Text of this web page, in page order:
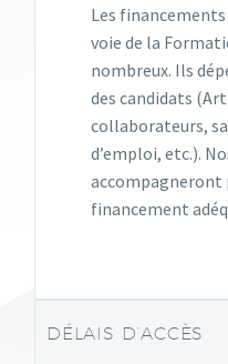
Les
voie de la
nombreux. Ils
des candidats
collaborateurs,
d’emploi, etc.).
accompagneront
financement
DÉLAIS D’ACCÈS